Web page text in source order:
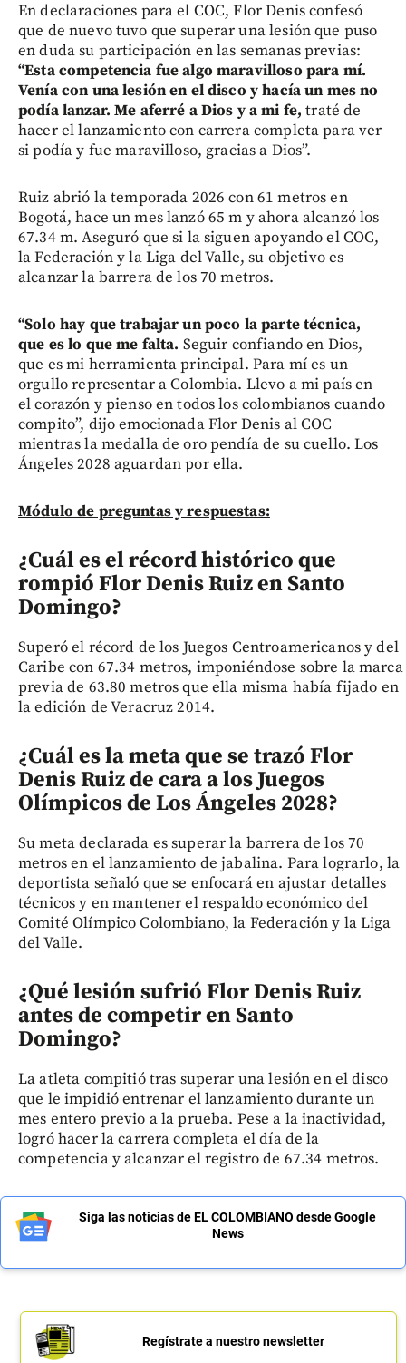
En declaraciones para el COC, Flor Denis confesó
que de nuevo tuvo que superar una lesión que puso
en duda su participación en las semanas previas:
“Esta competencia fue algo maravilloso para mí.
Venía con una lesión en el disco y hacía un mes no
podía lanzar. Me aferré a Dios y a mi fe, traté de
hacer el lanzamiento con carrera completa para ver
si podía y fue maravilloso, gracias a Dios”.
Ruiz abrió la temporada 2026 con 61 metros en
Bogotá, hace un mes lanzó 65 m y ahora alcanzó los
67.34 m. Aseguró que si la siguen apoyando el COC,
la Federación y la Liga del Valle, su objetivo es
alcanzar la barrera de los 70 metros.
“Solo hay que trabajar un poco la parte técnica,
que es lo que me falta. Seguir confiando en Dios,
que es mi herramienta principal. Para mí es un
orgullo representar a Colombia. Llevo a mi país en
el corazón y pienso en todos los colombianos cuando
compito”, dijo emocionada Flor Denis al COC
mientras la medalla de oro pendía de su cuello. Los
Ángeles 2028 aguardan por ella.
Módulo de preguntas y respuestas:
¿Cuál es el récord histórico que
rompió Flor Denis Ruiz en Santo
Domingo?
Superó el récord de los Juegos Centroamericanos y del
Caribe con 67.34 metros, imponiéndose sobre la marca
previa de 63.80 metros que ella misma había fijado en
la edición de Veracruz 2014.
¿Cuál es la meta que se trazó Flor
Denis Ruiz de cara a los Juegos
Olímpicos de Los Ángeles 2028?
Su meta declarada es superar la barrera de los 70
metros en el lanzamiento de jabalina. Para lograrlo, la
deportista señaló que se enfocará en ajustar detalles
técnicos y en mantener el respaldo económico del
Comité Olímpico Colombiano, la Federación y la Liga
del Valle.
¿Qué lesión sufrió Flor Denis Ruiz
antes de competir en Santo
Domingo?
La atleta compitió tras superar una lesión en el disco
que le impidió entrenar el lanzamiento durante un
mes entero previo a la prueba. Pese a la inactividad,
logró hacer la carrera completa el día de la
competencia y alcanzar el registro de 67.34 metros.
Siga las noticias de EL COLOMBIANO desde Google
News
Regístrate a nuestro newsletter